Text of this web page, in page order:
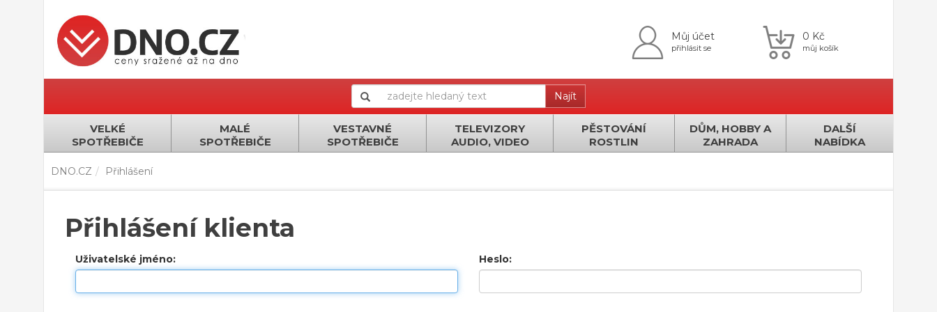
Můj účet
přihlásit se
0 Kč
můj košík
Najít
VELKÉ
SPOTŘEBIČE
MALÉ
SPOTŘEBIČE
VESTAVNÉ
SPOTŘEBIČE
TELEVIZORY
AUDIO, VIDEO
PĚSTOVÁNÍ
ROSTLIN
DŮM, HOBBY A
ZAHRADA
DALŠÍ
NABÍDKA
DNO.CZ Přihlášení
Přihlášení klienta
Uživatelské jméno: Heslo: